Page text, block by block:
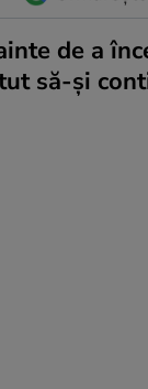
de a
să-și